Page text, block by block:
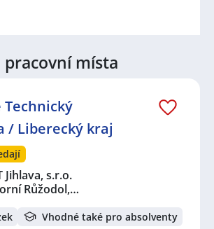
pracovní místa
Technický
/ Liberecký kraj
Jihlava, s.r.o.
Růžodol,…
Vhodné také pro absolventy